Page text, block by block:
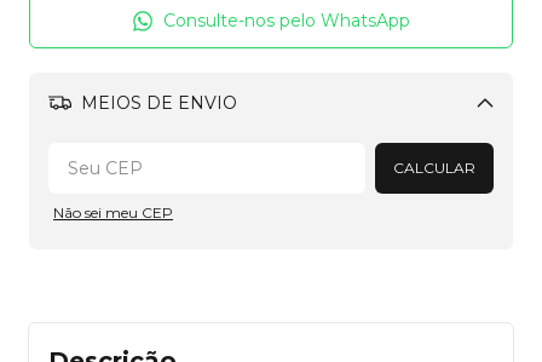
Consulte-nos pelo WhatsApp
MEIOS DE ENVIO
Alterar CEP
CALCULAR
Não sei meu CEP